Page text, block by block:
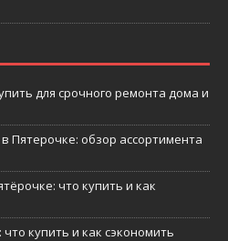
для срочного ремонта дома и
Пятерочке: обзор ассортимента
что купить и как
купить и как сэкономить